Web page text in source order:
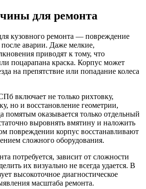
для ремонта
кузовного ремонта — повреждение
аварии. Даже мелкие,
приводят к тому, что
поцарапана краска. Корпус может
на препятствие или попадание колеса
включает не только рихтовку,
но и восстановление геометрии,
помятым оказывается только отдельный
выровнять вмятину и наложить
повреждении корпус восстанавливают
сложного оборудования.
потребуется, зависит от сложности
их визуально не всегда удается. В
высокоточное диагностическое
масштаба ремонта.